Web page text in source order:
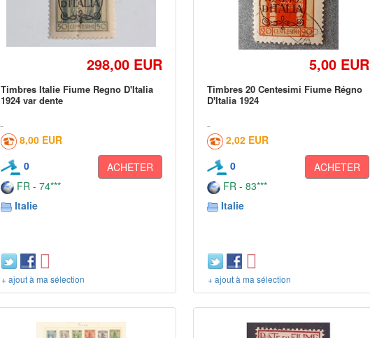
298,00 EUR
Timbres Italie Fiume Regno D'Italia
1924 var dente
8,00 EUR
0
ACHETER
FR - 74***
Italie
+ ajout à ma sélection
5,00 EUR
Timbres 20 Centesimi Fiume Régno
D'Italia 1924
2,02 EUR
0
ACHETER
FR - 83***
Italie
+ ajout à ma sélection